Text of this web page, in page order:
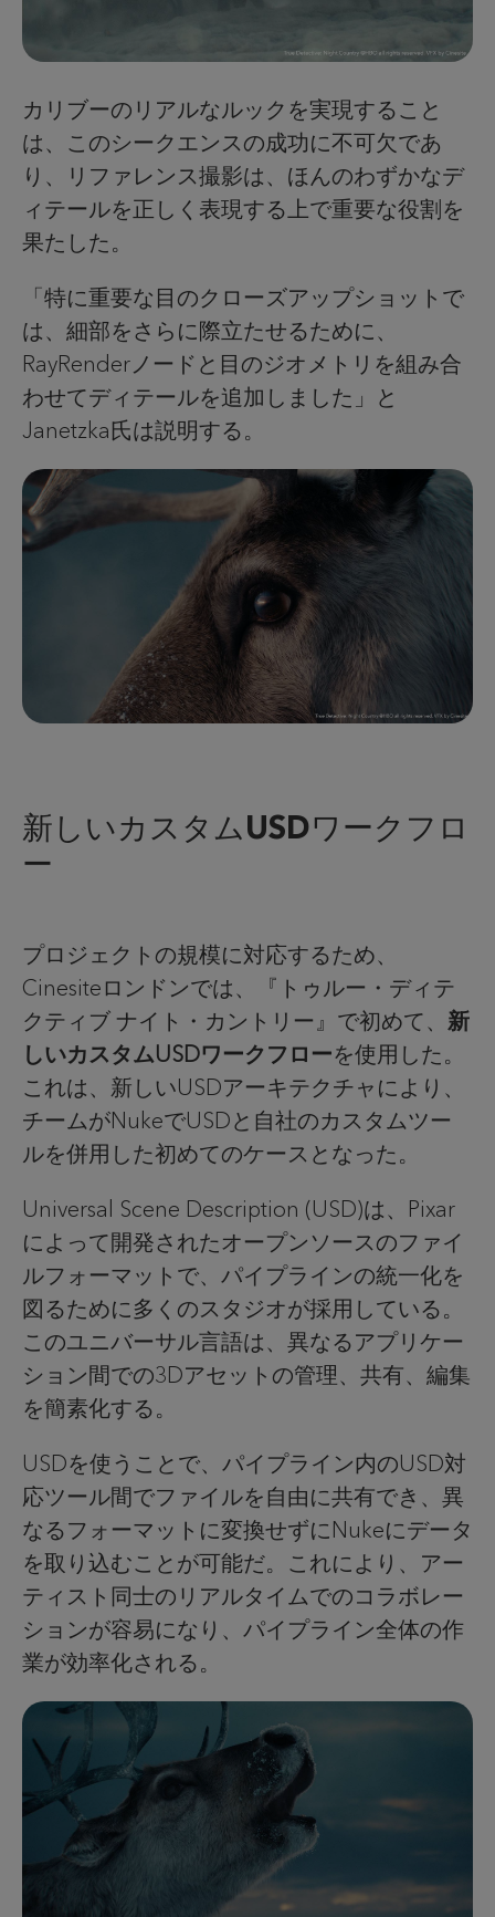
カリブーのリアルなルックを実現すること
は、このシークエンスの成功に不可欠であ
り、リファレンス撮影は、ほんのわずかなデ
ィテールを正しく表現する上で重要な役割を
果たした。
「特に重要な目のクローズアップショットで
は、細部をさらに際立たせるために、
RayRenderノードと目のジオメトリを組み合
わせてディテールを追加しました」と
Janetzka氏は説明する。
新しいカスタムUSDワークフロ
ー
プロジェクトの規模に対応するため、
Cinesiteロンドンでは、『トゥルー・ディテ
クティブ ナイト・カントリー』で初めて、 新
しいカスタムUSDワークフローを使用した。
これは、新しいUSDアーキテクチャにより、
チームがNukeでUSDと自社のカスタムツー
ルを併用した初めてのケースとなった。
Universal Scene Description (USD)は、Pixar
によって開発されたオープンソースのファイ
ルフォーマットで、パイプラインの統一化を
図るために多くのスタジオが採用している。
このユニバーサル言語は、異なるアプリケー
ション間での3Dアセットの管理、共有、編集
を簡素化する。
USDを使うことで、パイプライン内のUSD対
応ツール間でファイルを自由に共有でき、異
なるフォーマットに変換せずにNukeにデータ
を取り込むことが可能だ。これにより、アー
ティスト同士のリアルタイムでのコラボレー
ションが容易になり、パイプライン全体の作
業が効率化される。